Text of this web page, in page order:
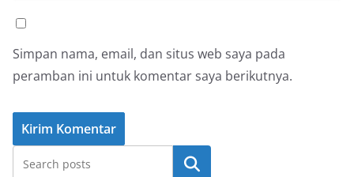
Simpan nama, email, dan situs web saya pada
peramban ini untuk komentar saya berikutnya.
Cari